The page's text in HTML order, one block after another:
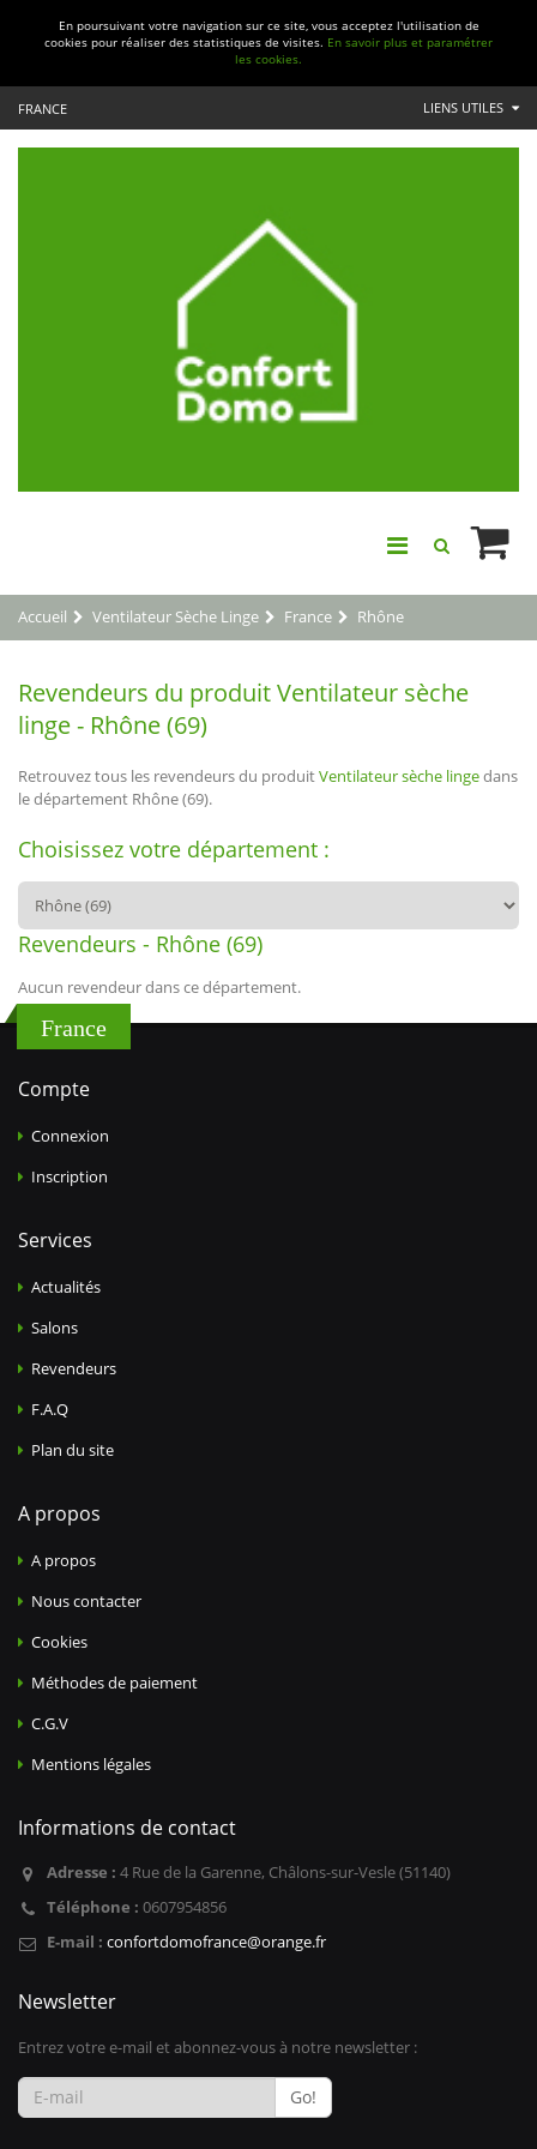
En poursuivant votre navigation sur ce site, vous acceptez l'utilisation de
cookies pour réaliser des statistiques de visites. En savoir plus et paramétrer
les cookies.
FRANCE LIENS UTILES
Accueil Ventilateur Sèche Linge France Rhône
Revendeurs du produit Ventilateur sèche
linge - Rhône (69)
Retrouvez tous les revendeurs du produitVentilateur sèche lingedans
le département Rhône (69).
Choisissez votre département :
Revendeurs - Rhône (69)
Aucun revendeur dans ce département.
France
Compte
Connexion
Inscription
Services
Actualités
Salons
Revendeurs
F.A.Q
Plan du site
A propos
A propos
Nous contacter
Cookies
Méthodes de paiement
C.G.V
Mentions légales
Informations de contact
Adresse : 4 Rue de la Garenne, Châlons-sur-Vesle (51140)
Téléphone : 0607954856
E-mail : confortdomofrance@orange.fr
Newsletter
Entrez votre e-mail et abonnez-vous à notre newsletter :
Go!